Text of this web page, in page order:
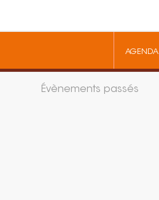
AGENDA
Évènements passés